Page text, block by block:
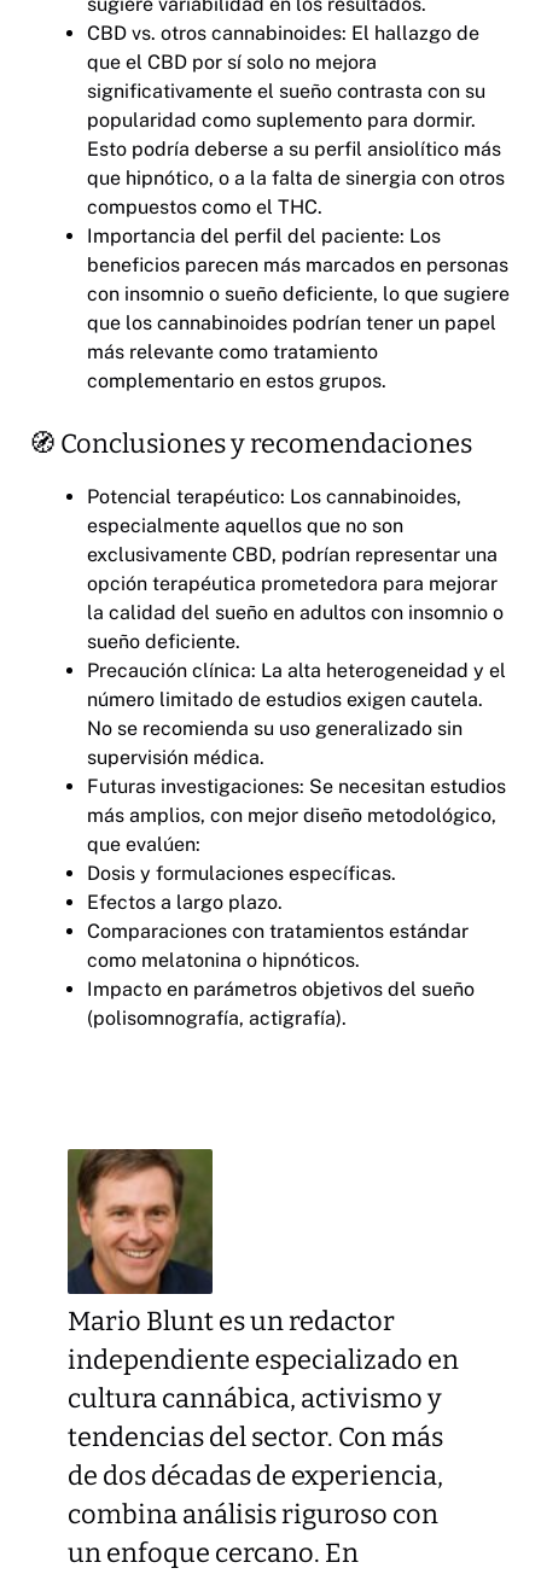
CBD vs. otros cannabinoides: El hallazgo de
que el CBD por sí solo no mejora
significativamente el sueño contrasta con su
popularidad como suplemento para dormir.
Esto podría deberse a su perfil ansiolítico más
que hipnótico, o a la falta de sinergia con otros
compuestos como el THC.
Importancia del perfil del paciente: Los
beneficios parecen más marcados en personas
con insomnio o sueño deficiente, lo que sugiere
que los cannabinoides podrían tener un papel
más relevante como tratamiento
complementario en estos grupos.
🧭 Conclusiones y recomendaciones
Potencial terapéutico: Los cannabinoides,
especialmente aquellos que no son
exclusivamente CBD, podrían representar una
opción terapéutica prometedora para mejorar
la calidad del sueño en adultos con insomnio o
sueño deficiente.
Precaución clínica: La alta heterogeneidad y el
número limitado de estudios exigen cautela.
No se recomienda su uso generalizado sin
supervisión médica.
Futuras investigaciones: Se necesitan estudios
más amplios, con mejor diseño metodológico,
que evalúen:
Dosis y formulaciones específicas.
Efectos a largo plazo.
Comparaciones con tratamientos estándar
como melatonina o hipnóticos.
Impacto en parámetros objetivos del sueño
(polisomnografía, actigrafía).
Mario Blunt es un redactor
independiente especializado en
cultura cannábica, activismo y
tendencias del sector. Con más
de dos décadas de experiencia,
combina análisis riguroso con
un enfoque cercano. En